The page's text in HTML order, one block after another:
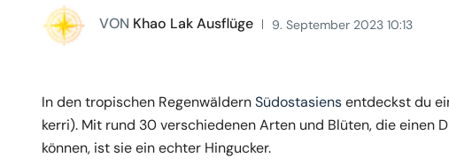
VON Khao Lak Ausflüge 9. September 2023 10:13
In den tropischen RegenwäldernSüdostasiensentdeckst du
kerri). Mit rund 30 verschiedenen Arten und Blüten, die einen
können, ist sie ein echter Hingucker.